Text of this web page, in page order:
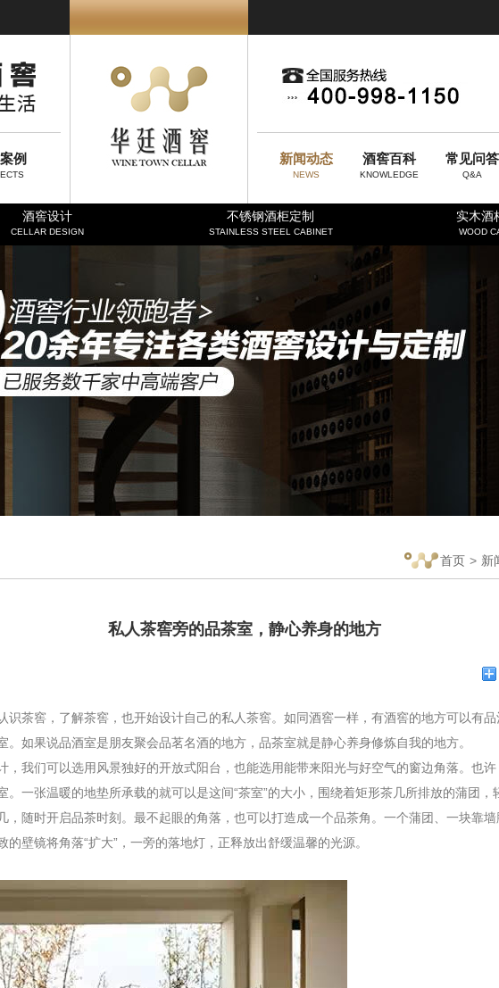
例 新闻动态
NEWS
酒窖百科
KNOWLEDGE
常见问答
Q&A
酒窖设计
CELLAR DESIGN
不锈钢酒柜定制
STAINLESS STEEL CABINET
实木酒
WOOD
首页 > 新
私人茶窖旁的品茶室，静心养身的地方
茶窖，了解茶窖，也开始设计自己的私人茶窖。如同酒窖一样，有酒窖的地方可以有品
。如果说品酒室是朋友聚会品茗名酒的地方，品茶室就是静心养身修炼自我的地方。
我们可以选用风景独好的开放式阳台，也能选用能带来阳光与好空气的窗边角落。也许
。一张温暖的地垫所承载的就可以是这间“茶室”的大小，围绕着矩形茶几所排放的蒲团，
，随时开启品茶时刻。最不起眼的角落，也可以打造成一个品茶角。一个蒲团、一块靠
的壁镜将角落“扩大”，一旁的落地灯，正释放出舒缓温馨的光源。